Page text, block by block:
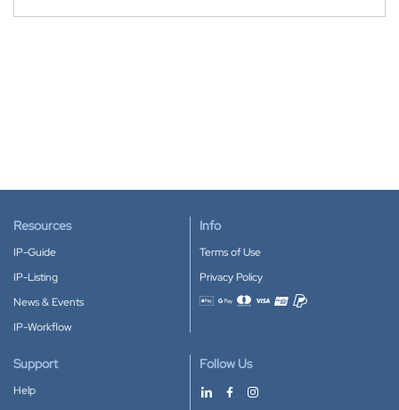
Resources
IP-Guide
IP-Listing
News & Events
IP-Workflow
Info
Terms of Use
Privacy Policy
Accepted payment methods
Support
Help
Follow Us